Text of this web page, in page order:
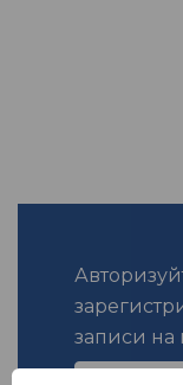
записи